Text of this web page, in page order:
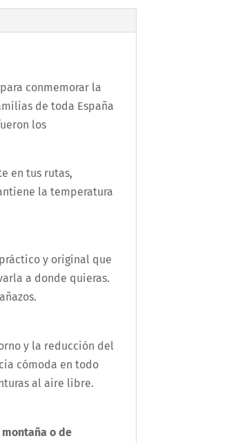
conmemorar la
de toda España
los
en tus rutas,
la temperatura
y original que
a donde quieras.
y la reducción del
cómoda en todo
al aire libre.
o de